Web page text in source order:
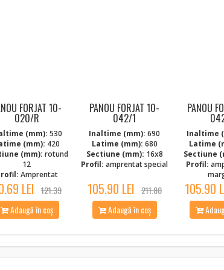
FORJAT 10-
020/R
(mm): 530
(mm): 420
(mm): rotund
12
Amprentat
LEI 121.39
Adaugă în coș
PANOU FORJAT 10-
042/1
Inaltime (mm): 690
Latime (mm): 680
Sectiune (mm): 16x8
Profil: amprentat special
105.90 LEI 211.80
Adaugă în coș
PANOU
Inaltime
Latime
Sectiune
Profil:
105.90